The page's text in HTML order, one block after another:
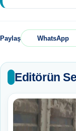
Paylaş WhatsApp
Editörün